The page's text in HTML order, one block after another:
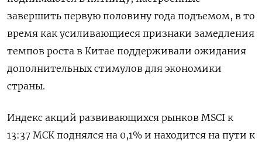
завершить первую половину года подъемом, в то
время как усиливающиеся признаки замедления
темпов роста в Китае поддерживали ожидания
дополнительных стимулов для экономики
страны.
Индекс акций развивающихся рынков MSCI к
13:37 МСК поднялся на 0,1% и находится на пути к